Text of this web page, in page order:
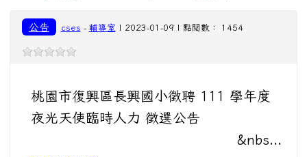
公告 cses - 輔導室 | 2023-01-09 | 點閱數： 1454
桃園市復興區長興國小徵聘 111 學年度
夜光天使臨時人力 徵選公告
&nbs...